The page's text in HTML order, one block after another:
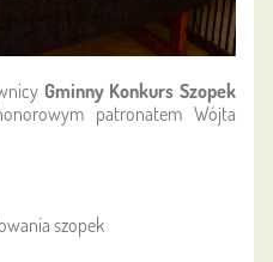
Gminny Konkurs Szopek
patronatem Wójta
szopek